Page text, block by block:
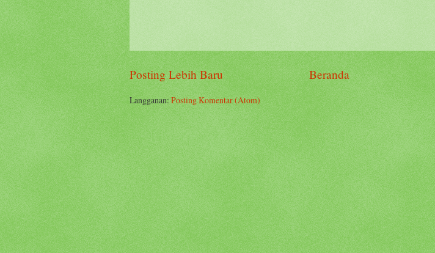
Posting Lebih Baru Beranda
Langganan:Posting Komentar (Atom)